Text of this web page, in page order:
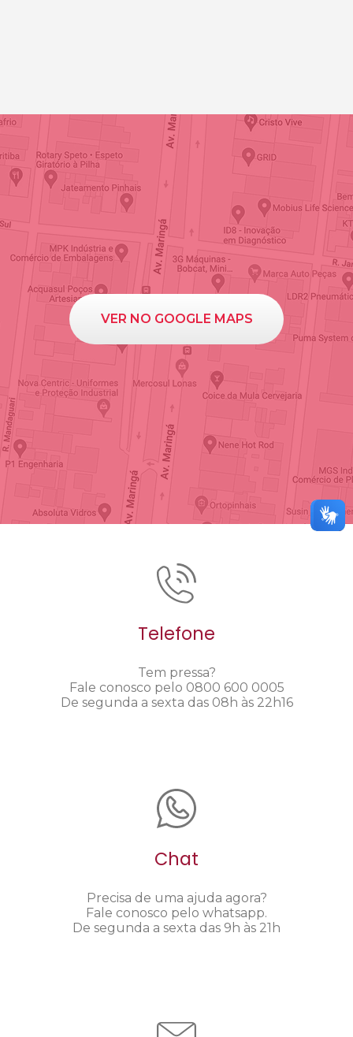
VER NO GOOGLE MAPS
Telefone
Tem pressa?
Fale conosco pelo 0800 600 0005
De segunda a sexta das 08h às 22h16
Chat
Precisa de uma ajuda agora?
Fale conosco pelo whatsapp.
De segunda a sexta das 9h às 21h